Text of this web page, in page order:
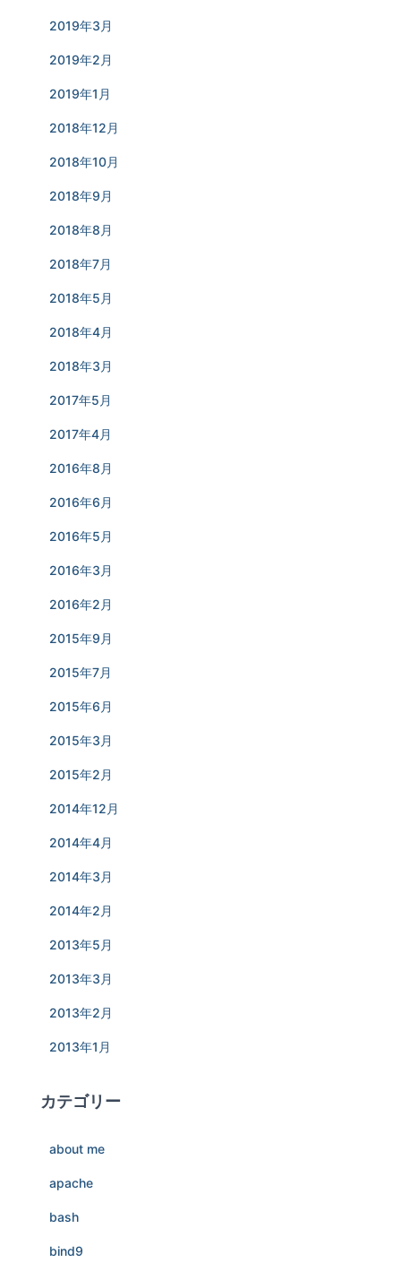
2019年3月
2019年2月
2019年1月
2018年12月
2018年10月
2018年9月
2018年8月
2018年7月
2018年5月
2018年4月
2018年3月
2017年5月
2017年4月
2016年8月
2016年6月
2016年5月
2016年3月
2016年2月
2015年9月
2015年7月
2015年6月
2015年3月
2015年2月
2014年12月
2014年4月
2014年3月
2014年2月
2013年5月
2013年3月
2013年2月
2013年1月
カテゴリー
about me
apache
bash
bind9